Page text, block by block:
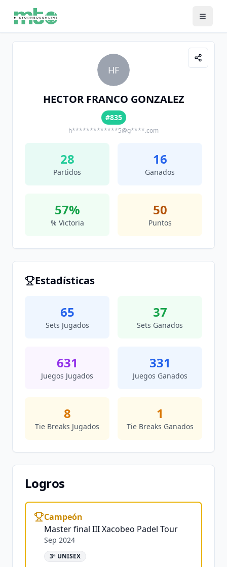
HF
HECTOR FRANCO GONZALEZ
#835
h*************5@g****.com
28
Partidos
16
Ganados
57%
% Victoria
50
Puntos
Estadísticas
65
Sets Jugados
37
Sets Ganados
631
Juegos Jugados
331
Juegos Ganados
8
Tie Breaks Jugados
1
Tie Breaks Ganados
Logros
Campeón
Master final III Xacobeo Padel Tour
Sep 2024
3ª UNISEX